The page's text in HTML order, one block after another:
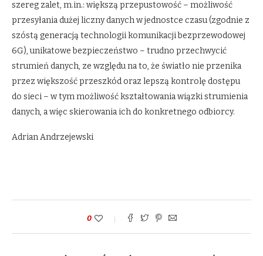
szereg zalet, m.in.: większą przepustowość – możliwość
przesyłania dużej liczny danych w jednostce czasu (zgodnie z
szóstą generacją technologii komunikacji bezprzewodowej
6G), unikatowe bezpieczeństwo – trudno przechwycić
strumień danych, ze względu na to, że światło nie przenika
przez większość przeszkód oraz lepszą kontrolę dostępu
do sieci – w tym możliwość kształtowania wiązki strumienia
danych, a więc skierowania ich do konkretnego odbiorcy.
Adrian Andrzejewski
0